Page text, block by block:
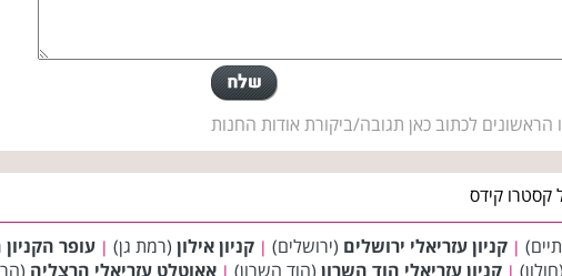
הראשונים לכתוב כאן תגובה/ביקורת אודות החנות
קסטרו קידס
| קניון עזריאלי ירושלים (ירושלים) | קניון אילון (רמת גן) | עופר
(חולון) | קניון עזריאלי הוד השרון (הוד השרון) | אאוטלט עזריאלי הרצליה